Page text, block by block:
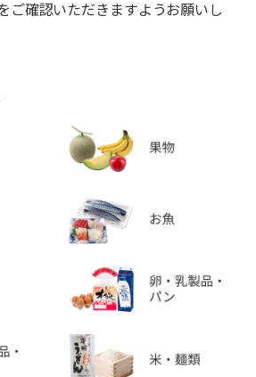
ご確認いただきますようお願いし